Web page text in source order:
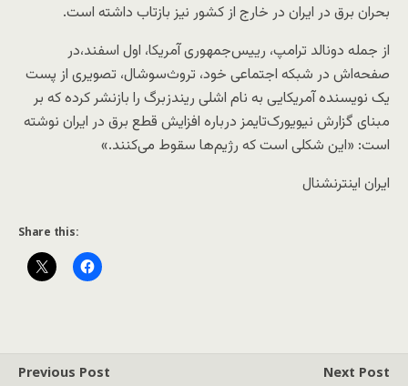
بحران برق در ایران در خارج از کشور نیز بازتاب داشته است.
از جمله دونالد ترامپ، رییس‌جمهوری آمریکا، اول اسفند،در
صفحه‌اش در شبکه اجتماعی خود، تروث‌سوشال، تصویری از پست
یک نویسنده آمریکایی به نام اشلی ریندزبرگ را بازنشر کرده که بر
مبنای گزارش نیویورک‌تایمز درباره افزایش قطع برق در ایران نوشته
است: «این شکلی است که رژیم‌ها سقوط می‌کنند.»
ایران اینترنشنال
Share this:
Previous Post Next Post